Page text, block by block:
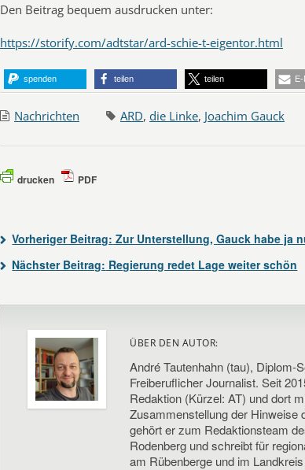
Den Beitrag bequem ausdrucken unter:
https://storify.com/adtstar/ard-schie-t-eigentor.html
spenden teilen teilen E-
Nachrichten ARD, die Linke, Joachim Gauck
drucken PDF
Vorheriger Beitrag: Zur Unterstellung, Gauck habe ja
Nächster Beitrag: Regierung redet Lage weiter schön
ÜBER DEN AUTOR:
André Tautenhahn (tau), Diplom-
Freiberuflicher Journalist. Seit
Redaktion (Kürzel: AT) und dort
Zusammenstellung der Hinweise
gehört er zum Redaktionsteam
Rodenberg und schreibt für
am Rübenberge und im